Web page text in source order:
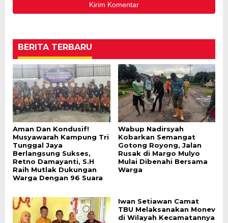
BERITA TERBARU
Aman Dan Kondusif!
Musyawarah Kampung Tri
Tunggal Jaya
Berlangsung Sukses,
Retno Damayanti, S.H
Raih Mutlak Dukungan
Warga Dengan 96 Suara
Wabup Nadirsyah
Kobarkan Semangat
Gotong Royong, Jalan
Rusak di Margo Mulyo
Mulai Dibenahi Bersama
Warga
Iwan Setiawan Camat
TBU Melaksanakan Monev
di Wilayah Kecamatannya